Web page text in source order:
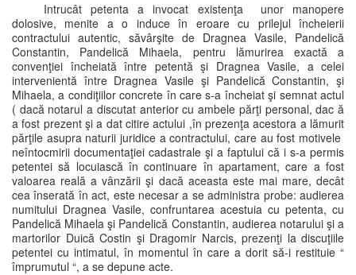
Intrucât petenta a invocat existenţa unor manopere
dolosive, menite a o induce în eroare cu prilejul încheierii
contractului autentic, săvârşite de Dragnea Vasile, Pandelică
Constantin, Pandelică Mihaela, pentru lămurirea exactă a
convenţiei încheiată între petentă şi Dragnea Vasile, a celei
intervenientă între Dragnea Vasile şi Pandelică Constantin, şi
Mihaela, a condiţiilor concrete în care s-a încheiat şi semnat actul
( dacă notarul a discutat anterior cu ambele părţi personal, dac ă
a fost prezent şi a dat citire actului ,în prezenţa acestora a lămurit
părţile asupra naturii juridice a contractului, care au fost motivele
neîntocmirii documentaţiei cadastrale şi a faptului că i s-a permis
petentei să locuiască în continuare în apartament, care a fost
valoarea reală a vânzării şi dacă aceasta este mai mare, decât
cea înserată în act, este necesar a se administra probe: audierea
numitului Dragnea Vasile, confruntarea acestuia cu petenta, cu
Pandelică Mihaela şi Pandelică Constantin, audierea notarului şi a
martorilor Duică Costin şi Dragomir Narcis, prezenţi la discuţiile
petentei cu intimatul, în momentul în care a dorit să-i restituie “
împrumutul “, a se depune acte.